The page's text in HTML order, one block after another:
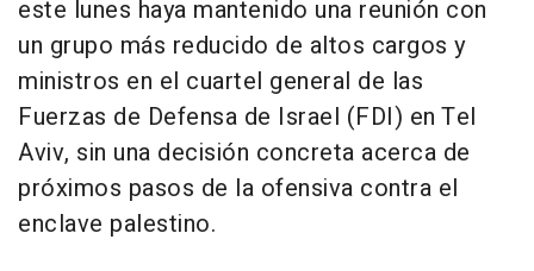
este lunes haya mantenido una reunión con
un grupo más reducido de altos cargos y
ministros en el cuartel general de las
Fuerzas de Defensa de Israel (FDI) en Tel
Aviv, sin una decisión concreta acerca de
próximos pasos de la ofensiva contra el
enclave palestino.